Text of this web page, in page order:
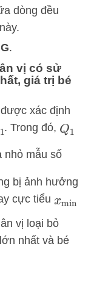
dòng đều
.
vị có sử
giá trị bé
xác định
. Trong đó, Q1
nhỏ mẫu số
bị ảnh hưởng
cực tiểu xmin
vị loại bỏ
nhất và bé